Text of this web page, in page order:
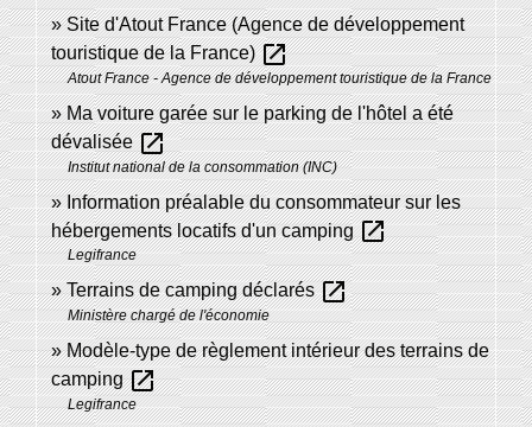
Site d'Atout France (Agence de développement
touristique de la France)open_in_new
Atout France - Agence de développement touristique de la France
Ma voiture garée sur le parking de l'hôtel a été
dévaliséeopen_in_new
Institut national de la consommation (INC)
Information préalable du consommateur sur les
hébergements locatifs d'un campingopen_in_new
Legifrance
Terrains de camping déclarésopen_in_new
Ministère chargé de l'économie
Modèle-type de règlement intérieur des terrains de
campingopen_in_new
Legifrance